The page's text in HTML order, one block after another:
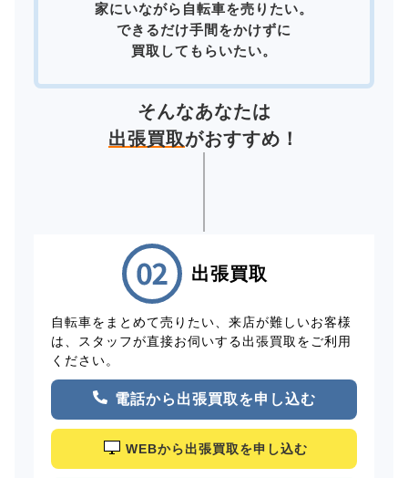
家にいながら自転車を売りたい。
できるだけ手間をかけずに
買取してもらいたい。
そんなあなたは
出張買取がおすすめ！
出張買取
自転車をまとめて売りたい、来店が難しいお客様
は、スタッフが直接お伺いする出張買取をご利用
ください。
電話から出張買取を申し込む
WEBから出張買取を申し込む